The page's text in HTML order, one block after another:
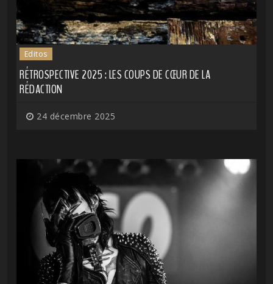
Editos
RÉTROSPECTIVE 2025 : LES COUPS DE CŒUR DE LA
RÉDACTION
24 décembre 2025